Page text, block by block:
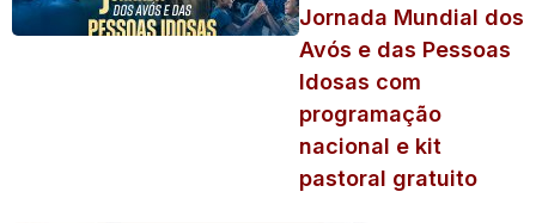
Jornada Mundial dos
Avós e das Pessoas
Idosas com
programação
nacional e kit
pastoral gratuito